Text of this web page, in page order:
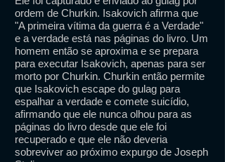
ordem de Churkin. Isakovich afirma que
"A primeira vítima da guerra é a Verdade"
e a verdade está nas páginas do livro. Um
homem então se aproxima e se prepara
para executar Isakovich, apenas para ser
morto por Churkin. Churkin então permite
que Isakovich escape do gulag para
espalhar a verdade e comete suicídio,
afirmando que ele nunca olhou para as
páginas do livro desde que ele foi
recuperado e que ele não deveria
sobreviver ao próximo expurgo de Joseph